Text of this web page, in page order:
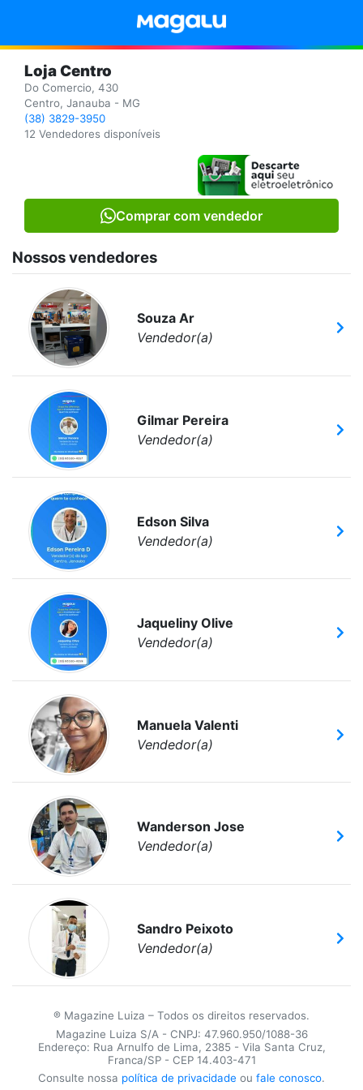
Loja Centro
Do Comercio, 430
Centro, Janauba - MG
(38) 3829-3950
12 Vendedores disponíveis
Comprar com vendedor
Nossos vendedores
Souza Ar
Vendedor(a)
Gilmar Pereira
Vendedor(a)
Edson Silva
Vendedor(a)
Jaqueliny Olive
Vendedor(a)
Manuela Valenti
Vendedor(a)
Wanderson Jose
Vendedor(a)
Sandro Peixoto
Vendedor(a)
® Magazine Luiza – Todos os direitos reservados.
Magazine Luiza S/A - CNPJ: 47.960.950/1088-36
Endereço: Rua Arnulfo de Lima, 2385 - Vila Santa Cruz,
Franca/SP - CEP 14.403-471
Consulte nossa política de privacidade ou fale conosco.